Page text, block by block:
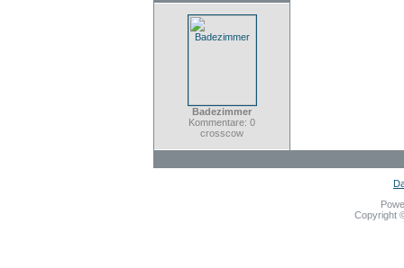
Badezimmer
Kommentare: 0
crosscow
Copyright